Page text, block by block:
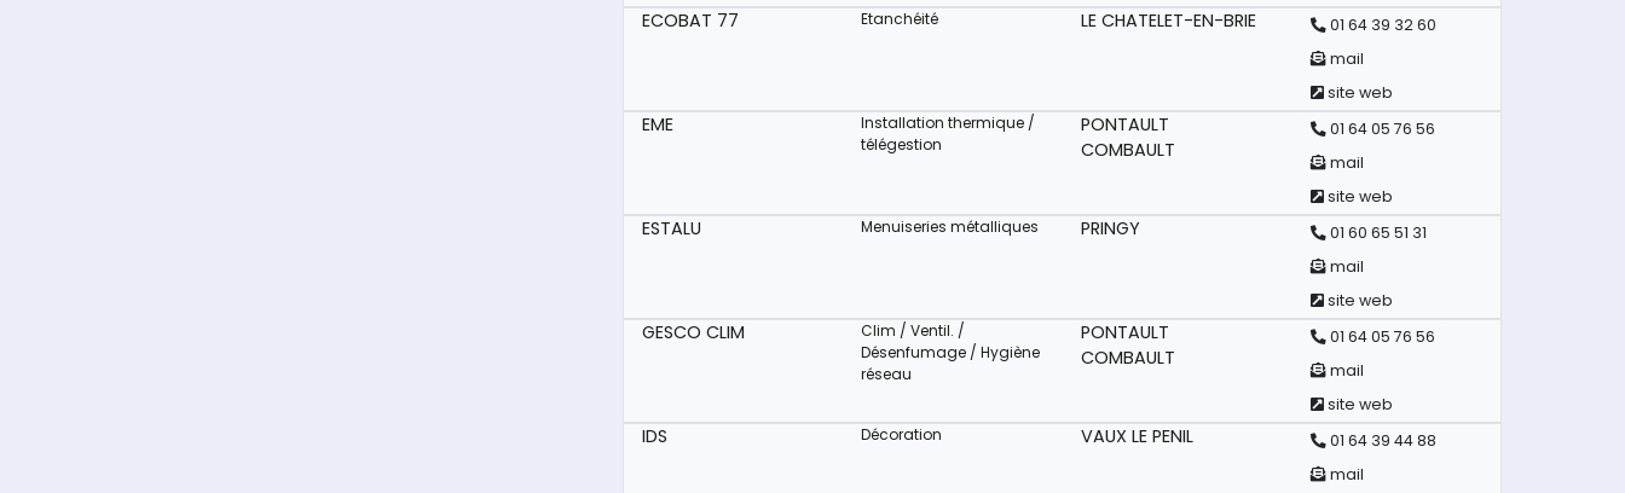
ECOBAT 77 Etanchéité LE CHATELET-EN-BRIE
01 64 39 32 60
mail
site web
EME
Installation thermique /
télégestion
PONTAULT
COMBAULT
01 64 05 76 56
mail
site web
ESTALU Menuiseries métalliques PRINGY
01 60 65 51 31
mail
site web
GESCO CLIM
Clim / Ventil. /
Désenfumage / Hygiène
réseau
PONTAULT
COMBAULT
01 64 05 76 56
mail
site web
IDS Décoration VAUX LE PENIL
01 64 39 44 88
mail